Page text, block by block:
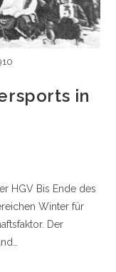
in
HGV Bis Ende des
Winter für
Der